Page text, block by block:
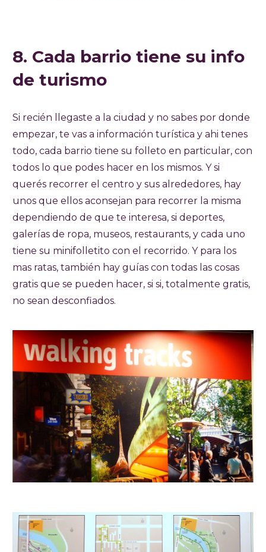
8. Cada barrio tiene su info
de turismo
Si recién llegaste a la ciudad y no sabes por donde
empezar, te vas a información turística y ahi tenes
todo, cada barrio tiene su folleto en particular, con
todos lo que podes hacer en los mismos. Y si
querés recorrer el centro y sus alrededores, hay
unos que ellos aconsejan para recorrer la misma
dependiendo de que te interesa, si deportes,
galerías de ropa, museos, restaurants, y cada uno
tiene su minifolletito con el recorrido. Y para los
mas ratas, también hay guías con todas las cosas
gratis que se pueden hacer, si si, totalmente gratis,
no sean desconfiados.